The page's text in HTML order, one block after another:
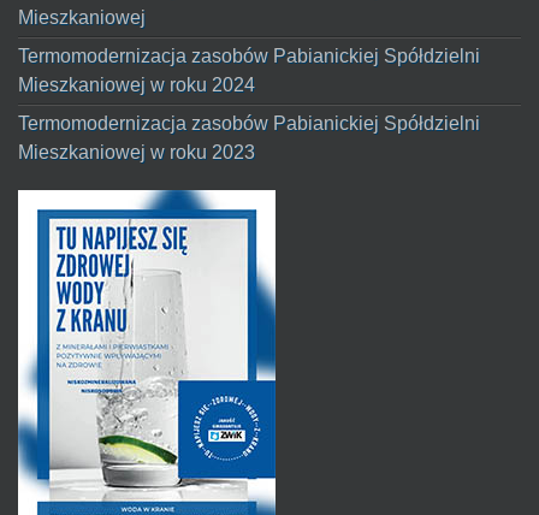
Mieszkaniowej
Termomodernizacja zasobów Pabianickiej Spółdzielni
Mieszkaniowej w roku 2024
Termomodernizacja zasobów Pabianickiej Spółdzielni
Mieszkaniowej w roku 2023